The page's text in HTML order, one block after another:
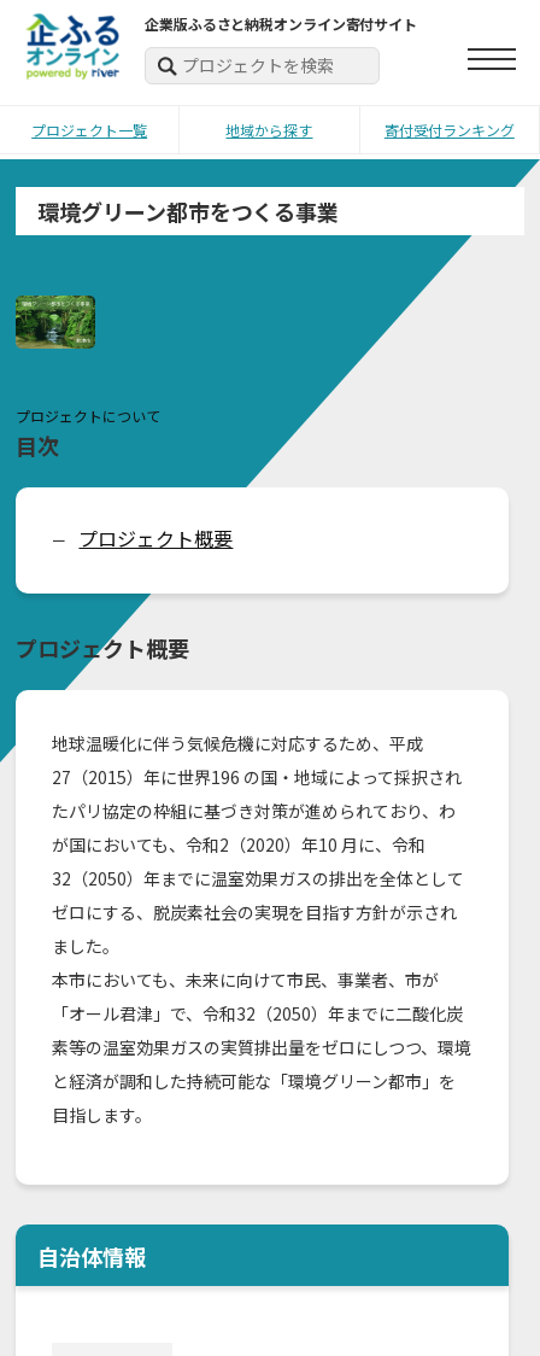
企業版ふるさと納税オンライン寄付サイト
プロジェクト一覧 地域から探す 寄付受付ランキング
環境グリーン都市をつくる事業
プロジェクトについて
目次
ー プロジェクト概要
プロジェクト概要
地球温暖化に伴う気候危機に対応するため、平成
27（2015）年に世界196 の国・地域によって採択され
たパリ協定の枠組に基づき対策が進められており、わ
が国においても、令和2（2020）年10 月に、令和
32（2050）年までに温室効果ガスの排出を全体として
ゼロにする、脱炭素社会の実現を目指す方針が示され
ました。
本市においても、未来に向けて市民、事業者、市が
「オール君津」で、令和32（2050）年までに二酸化炭
素等の温室効果ガスの実質排出量をゼロにしつつ、環境
と経済が調和した持続可能な「環境グリーン都市」を
目指します。
自治体情報